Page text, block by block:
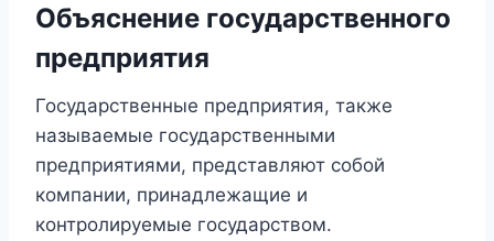
Объяснение государственного
предприятия
Государственные предприятия, также
называемые государственными
предприятиями, представляют собой
компании, принадлежащие и
контролируемые государством.